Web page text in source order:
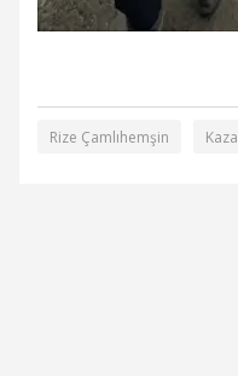
Rize Çamlıhemşin Kaza